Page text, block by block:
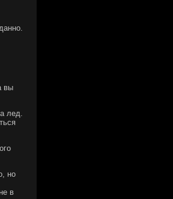
вы
лед.
но
в